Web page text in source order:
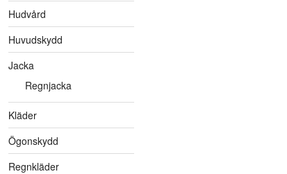
Hudvård
Huvudskydd
Jacka
Regnjacka
Kläder
Ögonskydd
Regnkläder